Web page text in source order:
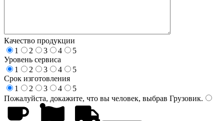
Качество продукции
1
2 3 4
5
Уровень сервиса
1
2 3 4
5
Срок изготовления
1
2 3 4
5
Пожалуйста, докажите, что вы человек, выбрав Грузовик.